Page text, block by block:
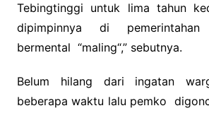
Tebingtinggi untuk lima tahun
dipimpinnya di
bermental “maling“,” sebutnya.
Belum hilang dari ingatan
beberapa waktu lalu pemko